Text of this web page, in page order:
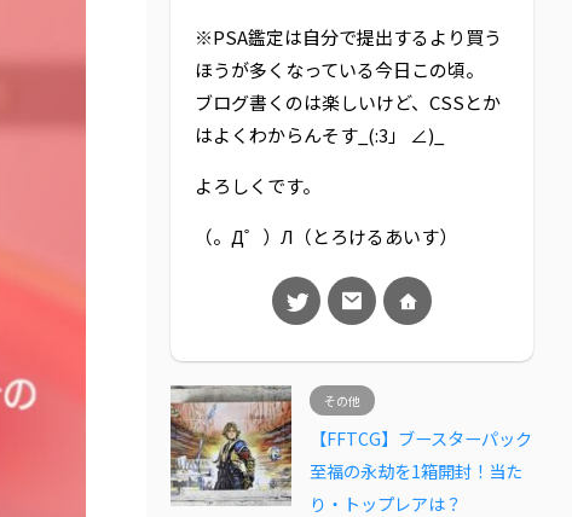
※PSA鑑定は自分で提出するより買う
ほうが多くなっている今日この頃。
ブログ書くのは楽しいけど、CSSとか
はよくわからんそす_(:3」 ∠)_
よろしくです。
（。Д゜）Л（とろけるあいす）
その他
【FFTCG】ブースターパック
至福の永劫を1箱開封！当た
り・トップレアは？